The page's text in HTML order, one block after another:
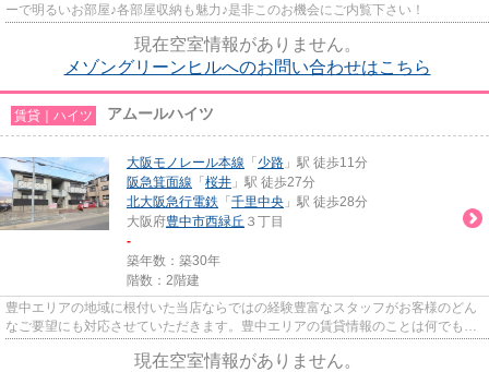
ーで明るいお部屋♪各部屋収納も魅力♪是非このお機会にご内覧下さい！
現在空室情報がありません。
メゾングリーンヒルへのお問い合わせはこちら
賃貸｜ハイツ アムールハイツ
大阪モノレール本線 「 少路 」駅 徒歩11分
阪急箕面線 「 桜井 」駅 徒歩27分
北大阪急行電鉄 「 千里中央 」駅 徒歩28分
大阪府豊中市西緑丘 ３丁目
-
築年数：築30年
階数：2階建
豊中エリアの地域に根付いた当店ならではの経験豊富なスタッフがお客様のどん
なご要望にも対応させていただきます。豊中エリアの賃貸情報のことは何でもお
現在空室情報がありません。